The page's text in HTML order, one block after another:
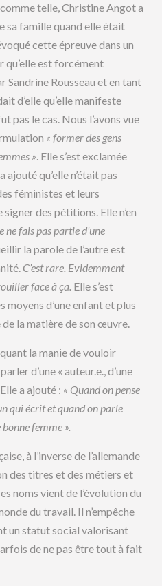
telle, Christine Angot a
sa famille quand elle était
cette épreuve dans un
qu’elle est forcément
Sandrine Rousseau et en tant
d’elle qu’elle manifeste
pas le cas. Nous l’avons vue
« former des gens
». Elle s’est exclamée
ajouté qu’elle n’était pas
féministes et leurs
des pétitions. Elle n’en
ne fais pas partie d’une
la parole de l’autre est
C’est rare. Evidemment
face à ça. Elle s’est
moyens d’une enfant et plus
la matière de son œuvre.
la manie de vouloir
d’une « auteur.e., d’une
a ajouté : « Quand on pense
qui écrit et quand on parle
femme ».
à l’inverse de l’allemande
des titres et des métiers et
noms vient de l’évolution du
du travail. Il n’empêche
un statut social valorisant
de ne pas être tout à fait